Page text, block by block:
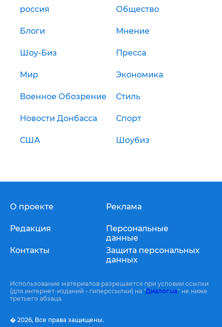
россия Общество
Блоги Мнение
Шоу-Биз Пресса
Мир Экономика
Военное Обозрение Стиль
Новости Донбасса Спорт
США Шоубиз
О проекте
Редакция
Контакты
Реклама
Персональные
данные
Защита персональных
данных
Использование материалов разрешается при условии ссылки
(для интернет-изданий - гиперссылки) на "Диалог.ua" не ниже
третьего абзаца.
� 2026, Все права защищены.